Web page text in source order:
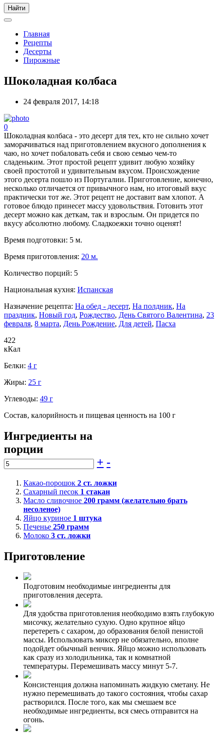
Главная
Рецепты
Десерты
Пирожные
Шоколадная колбаса
24 февраля 2017, 14:18
0
Шоколадная колбаса - это десерт для тех, кто не сильно хочет
заморачиваться над приготовлением вкусного дополнения к
чаю, но хочет побаловать себя и свою семью чем-то
сладеньким. Этот простой рецепт удивит любую хозяйку
своей простотой и удивительным вкусом. Происхождение
этого десерта пошло из Португалии. Приготовление, конечно,
несколько отличается от привычного нам, но итоговый вкус
практически тот же. Этот рецепт не доставит вам хлопот. А
готовое блюдо принесет массу удовольствия. Готовить этот
десерт можно как деткам, так и взрослым. Он придется по
вкусу абсолютно любому. Сладкоежки точно оценят!
Время подготовки: 5 м.
Время приготовления: 20 м.
Количество порций: 5
Национальная кухня: Испанская
Назначение рецепта: На обед - десерт, На полдник, На
праздник, Новый год, Рождество, День Святого Валентина, 23
февраля, 8 марта, День Рождение, Для детей, Пасха
422
кКал
Белки: 4 г
Жиры: 25 г
Углеводы: 49 г
Состав, калорийность и пищевая ценность на 100 г
Ингредиенты на
порции
+ -
Какао-порошок 2 ст. ложки
Сахарный песок 1 стакан
Масло сливочное 200 грамм (желательно брать
несоленое)
Яйцо куриное 1 штука
Печенье 250 грамм
Молоко 3 ст. ложки
Приготовление
Подготовим необходимые ингредиенты для
приготовления десерта.
Для удобства приготовления необходимо взять глубокую
мисочку, желательно сухую. Одно крупное яйцо
перетереть с сахаром, до образования белой пенистой
массы. Использовать миксер не обязательно, вполне
подойдет обычный венчик. Яйцо можно использовать
как сразу из холодильника, так и комнатной
температуры. Перемешивать массу минут 5-7.
Консистенция должна напоминать жидкую сметану. Не
нужно перемешивать до такого состояния, чтобы сахар
растворился. После того, как мы смешаем все
необходимые ингредиенты, вся смесь отправится на
огонь.